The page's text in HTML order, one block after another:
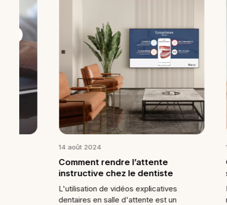
14 août 2024
Comment rendre l’attente
instructive chez le dentiste
L'utilisation de vidéos explicatives
dentaires en salle d'attente est un
16 août
Quoi
sur vos
Il est
nos